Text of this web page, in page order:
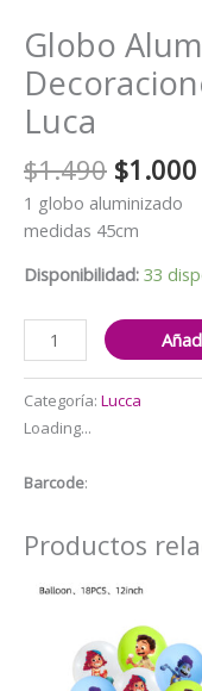
Globo
Luca
$1.490 El
precio
original
$1.490.
$1.000
1 globo aluminizado
medidas 45cm
Disponibilidad: 33
Globo
Aluminio
para
Decoraciones,
Cumpleaños
cantidad
Categoría: Lucca
Loading...
Barcode:
Productos